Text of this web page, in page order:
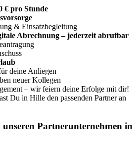
€ pro Stunde
& Einsatzbegleitung
Abrechnung – jederzeit abrufbar
deine Anliegen
neuer Kollegen
– wir feiern deine Erfolge mit dir!
Du in Hille den passenden Partner an
unseren Partnerunternehmen in